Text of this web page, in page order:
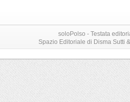
soloPolso - Testata
Spazio Editoriale di Disma Sutti